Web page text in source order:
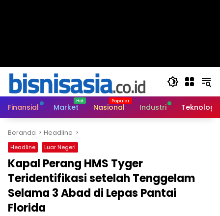
Finansial Market Nasional Industri Teknologi
Beranda Headline
Headline Luar Negeri
Kapal Perang HMS Tyger
Teridentifikasi setelah Tenggelam
Selama 3 Abad di Lepas Pantai
Florida